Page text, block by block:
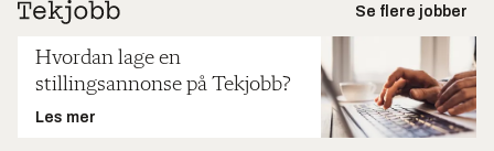
Se flere jobber
Hvordan lage en
stillingsannonse på Tekjobb?
Les mer